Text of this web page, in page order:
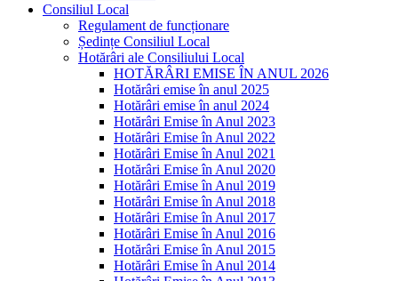
Consiliul Local
Regulament de funcționare
Ședințe Consiliul Local
Hotărâri ale Consiliului Local
HOTĂRÂRI EMISE ÎN ANUL 2026
Hotărâri emise în anul 2025
Hotărâri emise în anul 2024
Hotărâri Emise în Anul 2023
Hotărâri Emise în Anul 2022
Hotărâri Emise în Anul 2021
Hotărâri Emise în Anul 2020
Hotărâri Emise în Anul 2019
Hotărâri Emise în Anul 2018
Hotărâri Emise în Anul 2017
Hotărâri Emise în Anul 2016
Hotărâri Emise în Anul 2015
Hotărâri Emise în Anul 2014